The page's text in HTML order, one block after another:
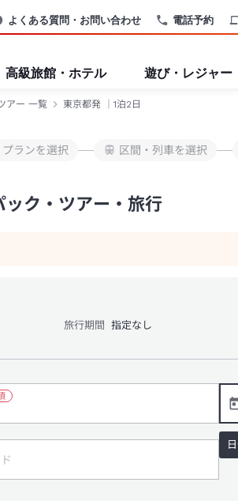
電話予約
よくある質問・お問い合わせ
高級旅館・ホテル 遊び・レジャー
アー 一覧 東京都発 ｜1泊2日
プランを選択 区間・列車を選択
ク・ツアー・旅行
旅行期間 指定なし